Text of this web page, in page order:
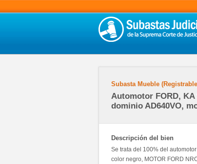
Subasta Mueble
Automotor FORD, KA
dominio AD640VO,
Descripción del bien
Se trata del 100% del
color negro, MOTOR FORD